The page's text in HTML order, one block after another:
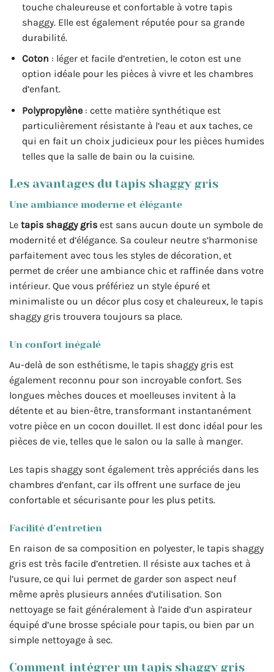
touche chaleureuse et confortable à votre tapis
shaggy. Elle est également réputée pour sa grande
durabilité.
Coton : léger et facile d’entretien, le coton est une
option idéale pour les pièces à vivre et les chambres
d’enfant.
Polypropylène: cette matière synthétique est
particulièrement résistante à l’eau et aux taches, ce
qui en fait un choix judicieux pour les pièces humides
telles que la salle de bain ou la cuisine.
Les avantages du tapis shaggy gris
Une ambiance moderne et élégante
Le tapis shaggy gris est sans aucun doute un symbole de
modernité et d’élégance. Sa couleur neutre s’harmonise
parfaitement avec tous les styles de décoration, et
permet de créer une ambiance chic et raffinée dans votre
intérieur. Que vous préfériez un style épuré et
minimaliste ou un décor plus cosy et chaleureux, le tapis
shaggy gris trouvera toujours sa place.
Un confort inégalé
Au-delà de son esthétisme, le tapis shaggy gris est
également reconnu pour son incroyable confort. Ses
longues mèches douces et moelleuses invitent à la
détente et au bien-être, transformant instantanément
votre pièce en un cocon douillet. Il est donc idéal pour les
pièces de vie, telles que le salon ou la salle à manger.
Les tapis shaggy sont également très appréciés dans les
chambres d’enfant, car ils offrent une surface de jeu
confortable et sécurisante pour les plus petits.
Facilité d’entretien
En raison de sa composition en polyester, le tapis shaggy
gris est très facile d’entretien. Il résiste aux taches et à
l’usure, ce qui lui permet de garder son aspect neuf
même après plusieurs années d’utilisation. Son
nettoyage se fait généralement à l’aide d’un aspirateur
équipé d’une brosse spéciale pour tapis, ou bien par un
simple nettoyage à sec.
Comment intégrer un tapis shaggy gris